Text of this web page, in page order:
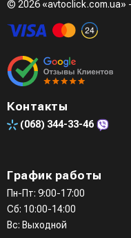
© 2026 «avtoclick.com.ua»
Контакты
(068) 344-33-46
График работы
Пн-Пт: 9:00-17:00
Сб: 10:00-14:00
Вс: Выходной